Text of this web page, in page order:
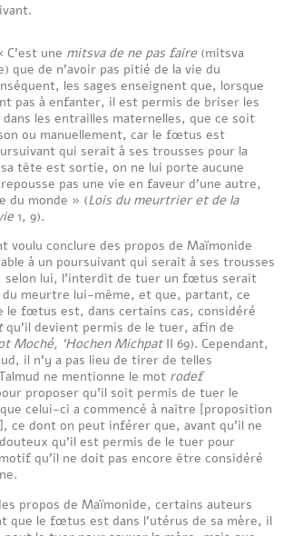
une mitsva de ne pas faire (mitsva
que de n’avoir pas pitié de la vie du
les sages enseignent que, lorsque
pas à enfanter, il est permis de briser les
les entrailles maternelles, que ce soit
ou manuellement, car le fœtus est
qui serait à ses trousses pour la
tête est sortie, on ne lui porte aucune
pas une vie en faveur d’une autre,
du monde » (Lois du meurtrier et de la
1, 9).
voulu conclure des propos de Maïmonide
à un poursuivant qui serait à ses trousses
selon lui, l’interdit de tuer un fœtus serait
meurtre lui-même, et que, partant, ce
le fœtus est, dans certains cas, considéré
qu’il devient permis de le tuer, afin de
Moché, ‘Hochen MichpatII 69). Cependant,
il n’y a pas lieu de tirer de telles
ne mentionne le mot rodef
proposer qu’il soit permis de tuer le
celui-ci a commencé à naître [proposition
ce dont on peut inférer que, avant qu’il ne
qu’il est permis de le tuer pour
qu’il ne doit pas encore être considéré
propos de Maïmonide, certains auteurs
que le fœtus est dans l’utérus de sa mère, il